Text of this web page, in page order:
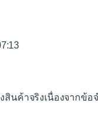
นค้าจริงเนื่องจากข้อ